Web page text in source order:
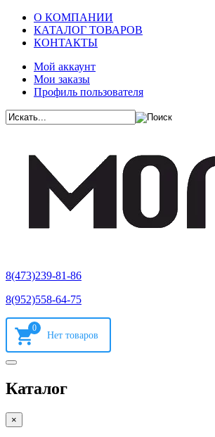
О КОМПАНИИ
КАТАЛОГ ТОВАРОВ
КОНТАКТЫ
Мой аккаунт
Мои заказы
Профиль пользователя
8(473)239-81-86
8(952)558-64-75
0
Каталог
×